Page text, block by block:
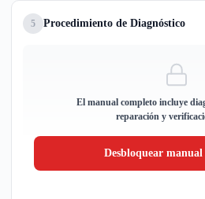
5 Procedimiento de Diagnóstico
El manual completo incluye
reparación y
Desbloquear